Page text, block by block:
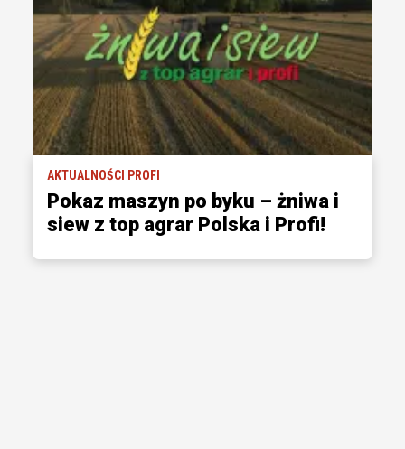
AKTUALNOŚCI PROFI
Pokaz maszyn po byku – żniwa i
siew z top agrar Polska i Profi!